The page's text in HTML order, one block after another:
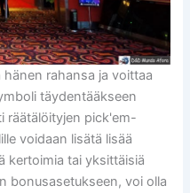
rahansa ja voittaa
täydentääkseen
räätälöityjen pick'em-
voidaan lisätä lisää
kertoimia tai yksittäisiä
bonusasetukseen, voi olla